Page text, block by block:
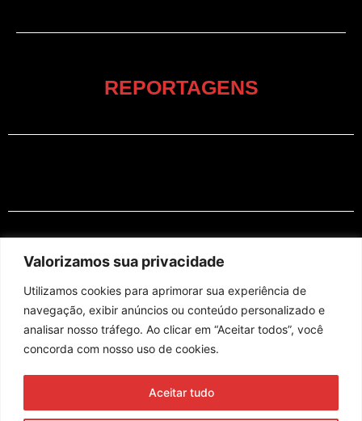
Valorizamos sua privacidade
Utilizamos cookies para aprimorar sua experiência de
navegação, exibir anúncios ou conteúdo personalizado e
analisar nosso tráfego. Ao clicar em “Aceitar todos”, você
concorda com nosso uso de cookies.
Aceitar tudo
REPORTAGENS
EM CARTAZ
Assine nossa newsletter